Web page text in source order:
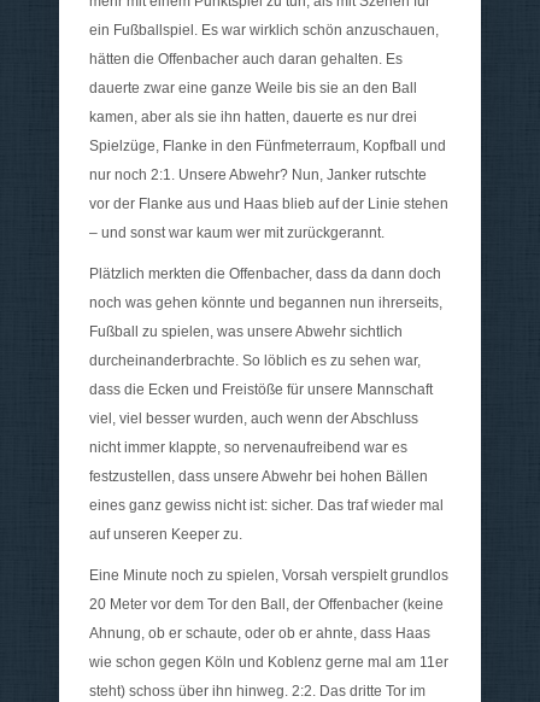
ein Fußballspiel. Es war wirklich schön anzuschauen,
hätten die Offenbacher auch daran gehalten. Es
dauerte zwar eine ganze Weile bis sie an den Ball
kamen, aber als sie ihn hatten, dauerte es nur drei
Spielzüge, Flanke in den Fünfmeterraum, Kopfball und
nur noch 2:1. Unsere Abwehr? Nun, Janker rutschte
vor der Flanke aus und Haas blieb auf der Linie stehen
– und sonst war kaum wer mit zurückgerannt.
Plätzlich merkten die Offenbacher, dass da dann doch
noch was gehen könnte und begannen nun ihrerseits,
Fußball zu spielen, was unsere Abwehr sichtlich
durcheinanderbrachte. So löblich es zu sehen war,
dass die Ecken und Freistöße für unsere Mannschaft
viel, viel besser wurden, auch wenn der Abschluss
nicht immer klappte, so nervenaufreibend war es
festzustellen, dass unsere Abwehr bei hohen Bällen
eines ganz gewiss nicht ist: sicher. Das traf wieder mal
auf unseren Keeper zu.
Eine Minute noch zu spielen, Vorsah verspielt grundlos
20 Meter vor dem Tor den Ball, der Offenbacher (keine
Ahnung, ob er schaute, oder ob er ahnte, dass Haas
wie schon gegen Köln und Koblenz gerne mal am 11er
steht) schoss über ihn hinweg. 2:2. Das dritte Tor im